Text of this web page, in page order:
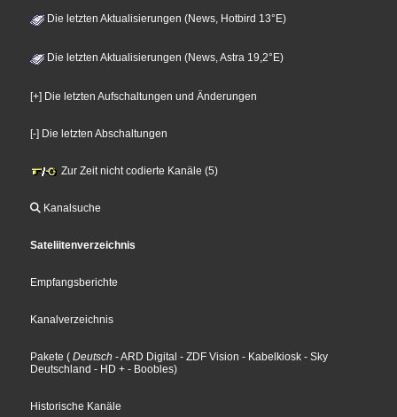
Die letzten Aktualisierungen (News, Hotbird 13°E)
Die letzten Aktualisierungen (News, Astra 19,2°E)
[+] Die letzten Aufschaltungen und Änderungen
[-] Die letzten Abschaltungen
Zur Zeit nicht codierte Kanäle (5)
Kanalsuche
Sateliitenverzeichnis
Empfangsberichte
Kanalverzeichnis
Pakete ( Deutsch - ARD Digital - ZDF Vision - Kabelkiosk - Sky
Deutschland - HD + - Boobles)
Historische Kanäle